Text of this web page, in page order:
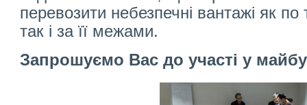
перевозити небезпечні вантажі як по
так і за її межами.
Запрошуємо Вас до участі у